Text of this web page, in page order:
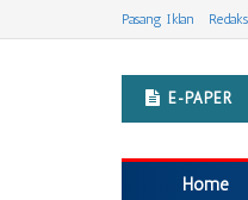
Pasang Iklan
E-PAPER
Home